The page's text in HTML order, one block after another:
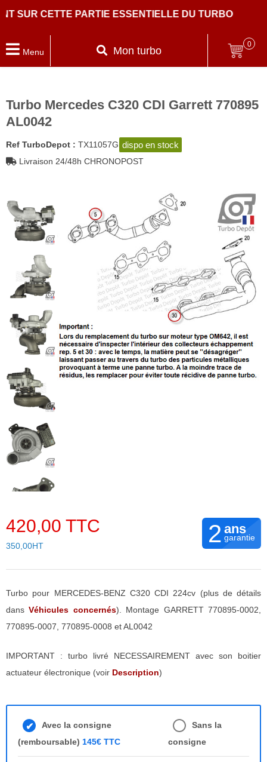
CETTE PARTIE ESSENTIELLE DU TURBO
Menu Mon turbo
0
Turbo Mercedes C320 CDI Garrett 770895
AL0042
Ref TurboDepot : TX11057G dispo en stock
Livraison 24/48h CHRONOPOST
420,00 TTC
350,00HT 2 ans
garantie
Turbo pour MERCEDES-BENZ C320 CDI 224cv (plus de détails
dansVéhicules concernés). Montage GARRETT 770895-0002,
770895-0007, 770895-0008 et AL0042
IMPORTANT : turbo livré NECESSAIREMENT avec son boitier
actuateur électronique (voir Description)
Avec la consigne
(remboursable) 145€ TTC
Sans la
consigne